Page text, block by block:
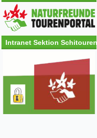
Intranet Sektion Schitouren